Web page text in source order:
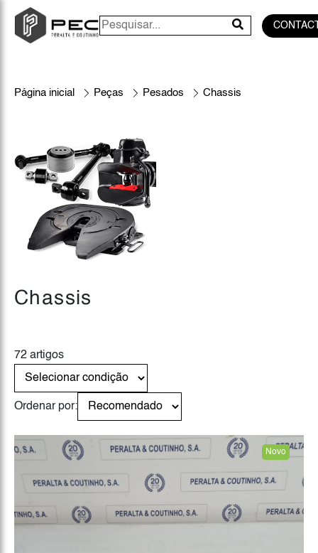
Página inicial Peças Pesados Chassis
Chassis
72 artigos
Ordenar por:
Novo